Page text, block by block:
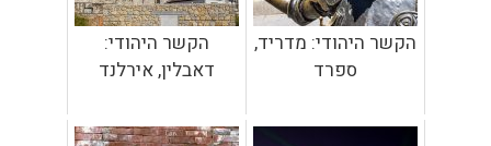
הקשר היהודי: מדריד,
ספרד
הקשר היהודי:
דאבלין, אירלנד